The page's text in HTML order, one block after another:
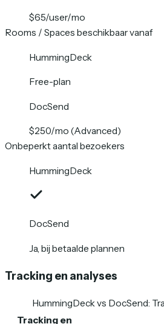
$65/user/mo
Rooms / Spaces beschikbaar vanaf
HummingDeck
Free-plan
DocSend
$250/mo (Advanced)
Onbeperkt aantal bezoekers
HummingDeck
DocSend
Ja, bij betaalde plannen
Tracking en analyses
HummingDeck vs DocSend:
Tracking en